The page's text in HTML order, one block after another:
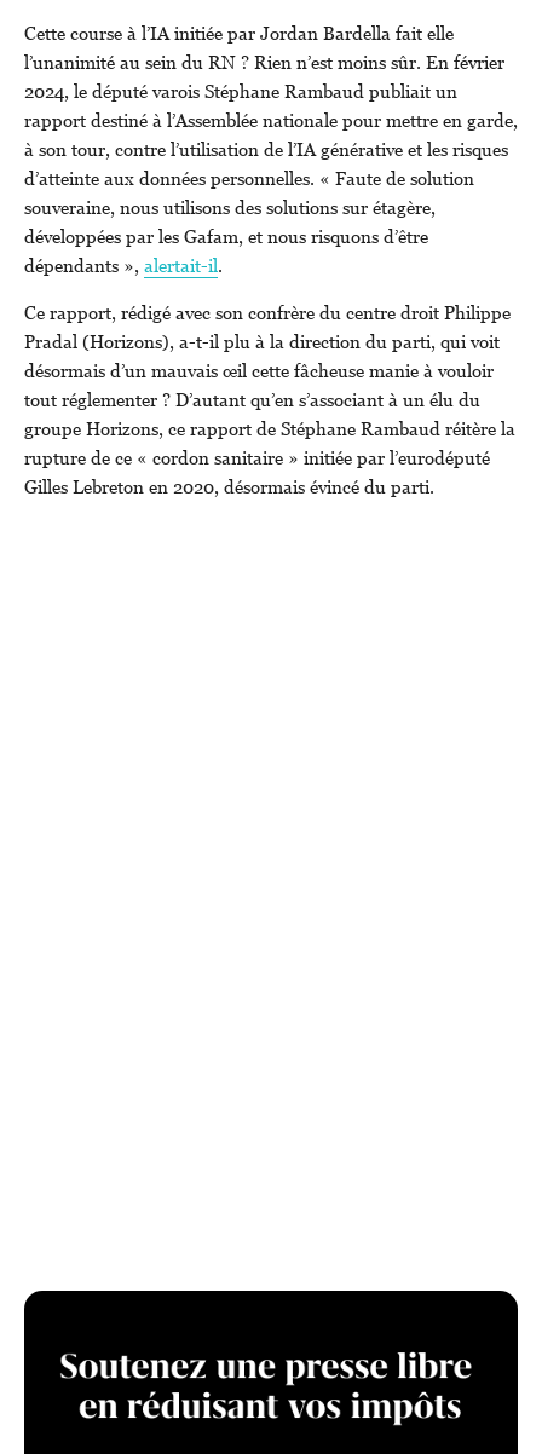
Cette course à l’IA initiée par Jordan Bardella fait elle
l’unanimité au sein du RN ? Rien n’est moins sûr. En février
2024, le député varois Stéphane Rambaud publiait un
rapport destiné à l’Assemblée nationale pour mettre en garde,
à son tour, contre l’utilisation de l’IA générative et les risques
d’atteinte aux données personnelles. « Faute de solution
souveraine, nous utilisons des solutions sur étagère,
développées par les Gafam, et nous risquons d’être
dépendants », alertait-il.
Ce rapport, rédigé avec son confrère du centre droit Philippe
Pradal (Horizons), a-t-il plu à la direction du parti, qui voit
désormais d’un mauvais œil cette fâcheuse manie à vouloir
tout réglementer ? D’autant qu’en s’associant à un élu du
groupe Horizons, ce rapport de Stéphane Rambaud réitère la
rupture de ce « cordon sanitaire » initiée par l’eurodéputé
Gilles Lebreton en 2020, désormais évincé du parti.